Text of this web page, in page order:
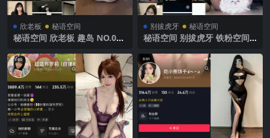
欣老板 秘语空间
秘语空间 欣老板 趣岛 NO.006
整版
别拔虎牙 秘语空间
秘语空间 别拔虎牙 铁粉空间
新完整版